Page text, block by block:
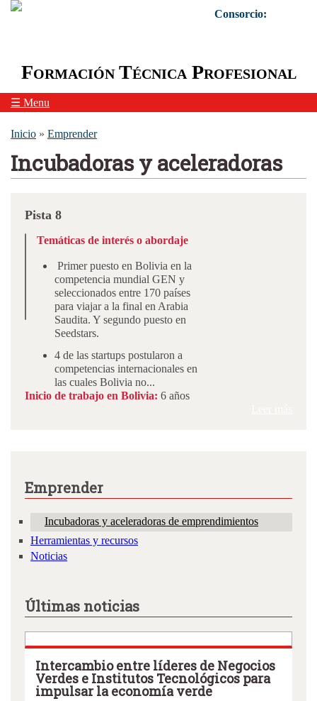
Skip to navigation
Pasar al contenido principal
Consorcio:
Formación Técnica Profesional
☰ Menu
Usted está aquí
Inicio » Emprender
Incubadoras y aceleradoras
Pista 8
Temáticas de interés o abordaje
Primer puesto en Bolivia en la
competencia mundial GEN y
seleccionados entre 170 países
para viajar a la final en Arabia
Saudita. Y segundo puesto en
Seedstars.
4 de las startups postularon a
competencias internacionales en
las cuales Bolivia no...
Inicio de trabajo en Bolivia: 6 años
Emprender
Incubadoras y aceleradoras de emprendimientos
Herramientas y recursos
Noticias
Últimas noticias
Intercambio entre líderes de Negocios
Verdes e Institutos Tecnológicos para
impulsar la economía verde